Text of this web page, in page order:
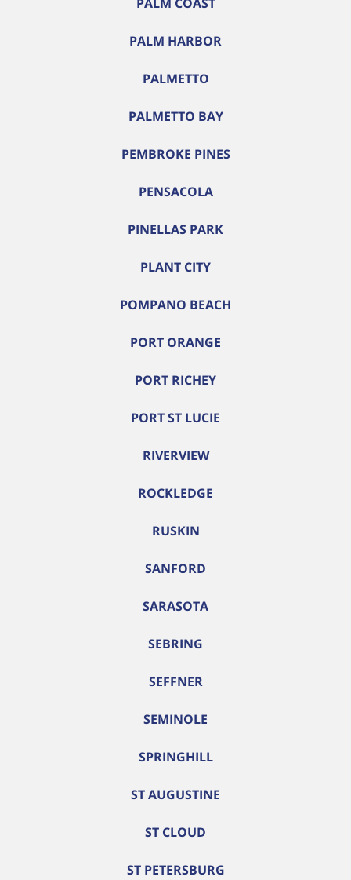
PALM HARBOR
PALMETTO
PALMETTO BAY
PEMBROKE PINES
PENSACOLA
PINELLAS PARK
PLANT CITY
POMPANO BEACH
PORT ORANGE
PORT RICHEY
PORT ST LUCIE
RIVERVIEW
ROCKLEDGE
RUSKIN
SANFORD
SARASOTA
SEBRING
SEFFNER
SEMINOLE
SPRINGHILL
ST AUGUSTINE
ST CLOUD
ST PETERSBURG